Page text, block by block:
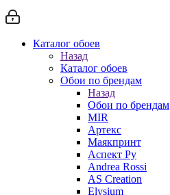
Каталог обоев
Назад
Каталог обоев
Обои по брендам
Назад
Обои по брендам
MIR
Артекс
Маякпринт
Аспект Ру
Andrea Rossi
AS Creation
Elysium